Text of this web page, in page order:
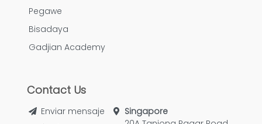
Pegawe
Bisadaya
Gadjian Academy
Contact Us
Enviar mensaje
Singapore